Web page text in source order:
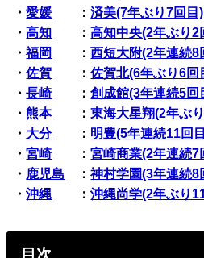
・愛媛 ：済美(7年ぶり7回目)
・高知 ：高知中央(2年ぶり2
・福岡 ：西短大附(2年連続8
・佐賀 ：佐賀北(6年ぶり6回
・長崎：創成館(3年連続5回
・熊本：東海大星翔(2年ぶ
・ 大分： 明豊(5年連続11回
・宮崎：宮崎商業(2年連続7
・ 鹿児島 ：神村学園(3年連続8
・沖縄 ：沖縄尚学(2年ぶり
目次